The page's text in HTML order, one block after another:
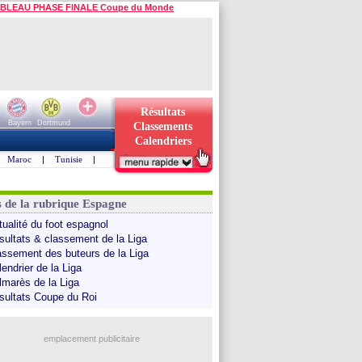
PHASE FINALE Coupe du Monde
Bayern
Dortmund
Résultats
Classements
Calendriers
Maroc | Tunisie |
de la rubrique Espagne
du foot espagnol
& classement de la Liga
des buteurs de la Liga
de la Liga
de la Liga
Coupe du Roi
emplacement publicitaire